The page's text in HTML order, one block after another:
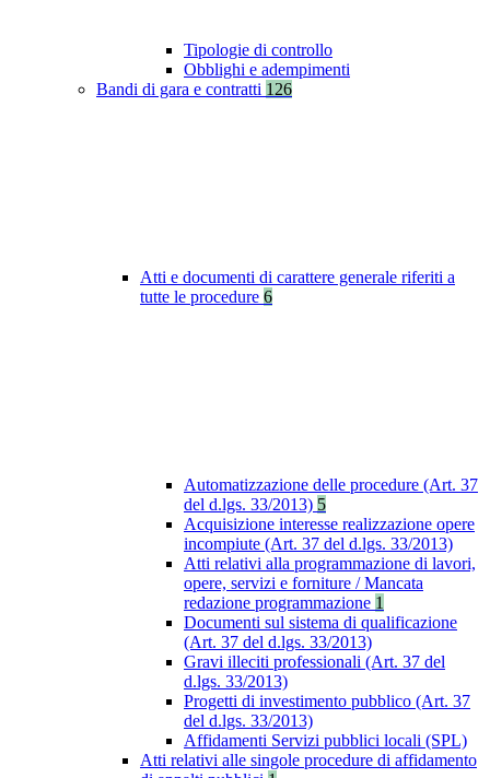
Tipologie di controllo
Obblighi e adempimenti
Bandi di gara e contratti 126
Atti e documenti di carattere generale riferiti a
tutte le procedure 6
Automatizzazione delle procedure (Art. 37
del d.lgs. 33/2013) 5
Acquisizione interesse realizzazione opere
incompiute (Art. 37 del d.lgs. 33/2013)
Atti relativi alla programmazione di lavori,
opere, servizi e forniture / Mancata
redazione programmazione 1
Documenti sul sistema di qualificazione
(Art. 37 del d.lgs. 33/2013)
Gravi illeciti professionali (Art. 37 del
d.lgs. 33/2013)
Progetti di investimento pubblico (Art. 37
del d.lgs. 33/2013)
Affidamenti Servizi pubblici locali (SPL)
Atti relativi alle singole procedure di affidamento